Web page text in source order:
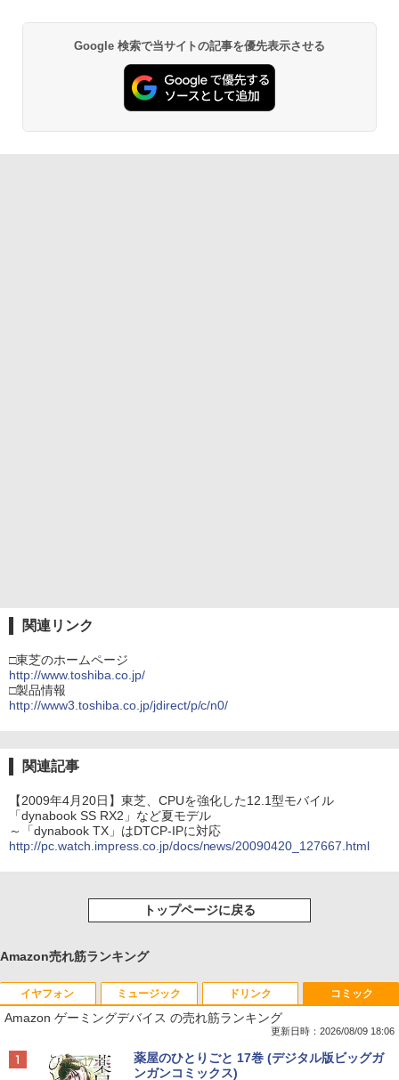
Google 検索で当サイトの記事を優先表示させる
関連リンク
□東芝のホームページ
http://www.toshiba.co.jp/
□製品情報
http://www3.toshiba.co.jp/jdirect/p/c/n0/
関連記事
【2009年4月20日】東芝、CPUを強化した12.1型モバイル
「dynabook SS RX2」など夏モデル
～「dynabook TX」はDTCP-IPに対応
http://pc.watch.impress.co.jp/docs/news/20090420_127667.html
トップページに戻る
Amazon売れ筋ランキング
イヤフォン
Anker Soundcore P40i オフホワイト
ミュージック
BRUCE WAYNE feat. Flo Milli, ATL Jacob
[Explicit]
ドリンク
【Amazon.co.jp限定】 い・ろ・は・す 2L P
ET ラベルレス ×8本
コミック
Amazon ゲーミングデバイス の売れ筋ランキング
更新日時：2026/08/09 18:06
薬屋のひとりごと 17巻 (デジタル版ビッグガ
ンガンコミックス)